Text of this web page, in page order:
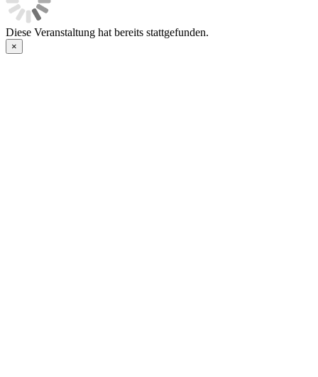
Diese Veranstaltung hat bereits stattgefunden.
×